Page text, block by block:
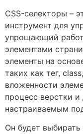
CSS-селекторы –
инструмент для
упрощающий
элементами
элементы на
таких как тег,
вложенности
процесс верстки
настраиваемым
Он будет